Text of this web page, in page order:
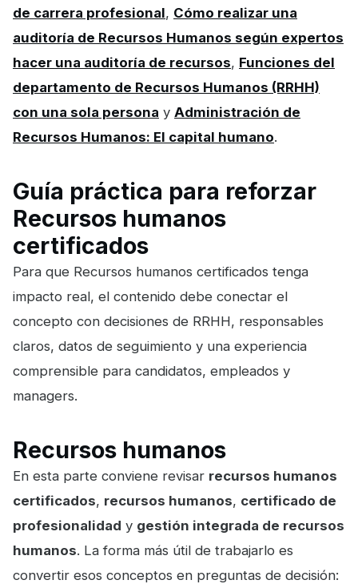
de carrera profesional, Cómo realizar una
auditoría de Recursos Humanos según expertos
hacer una auditoría de recursos, Funciones del
departamento de Recursos Humanos (RRHH)
con una sola persona y Administración de
Recursos Humanos: El capital humano.
Guía práctica para reforzar
Recursos humanos
certificados
Para que Recursos humanos certificados tenga
impacto real, el contenido debe conectar el
concepto con decisiones de RRHH, responsables
claros, datos de seguimiento y una experiencia
comprensible para candidatos, empleados y
managers.
Recursos humanos
En esta parte conviene revisar recursos humanos
certificados, recursos humanos, certificado de
profesionalidad y gestión integrada de recursos
humanos. La forma más útil de trabajarlo es
convertir esos conceptos en preguntas de decisión: